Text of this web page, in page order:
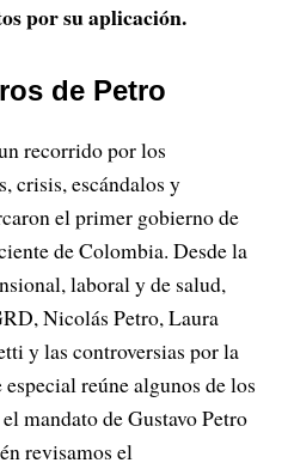
por su aplicación.
de Petro
recorrido por los
crisis, escándalos y
el primer gobierno de
de Colombia. Desde la
laboral y de salud,
Nicolás Petro, Laura
y las controversias por la
reúne algunos de los
mandato de Gustavo Petro
revisamos el